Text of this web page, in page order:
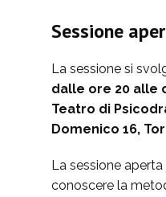
Sessione
La sessione si
dalle ore 20 alle
Teatro di
Domenico 16,
La sessione aperta
conoscere la